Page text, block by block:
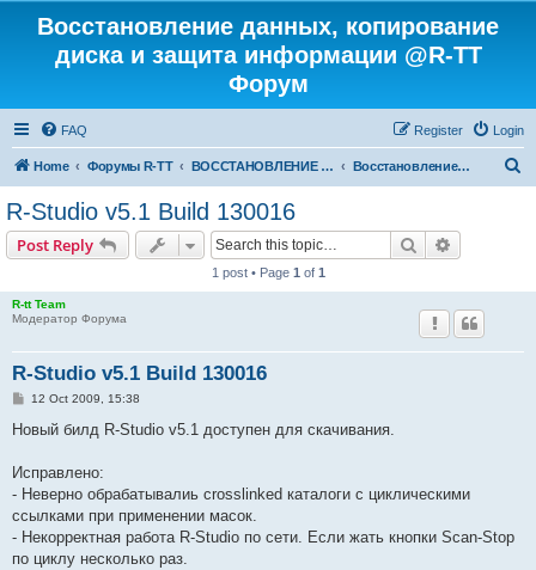
Восстановление данных, копирование
диска и защита информации @R-TT
Форум
FAQ Login
Register
Home Форумы R-TT ВОССТАНОВЛЕНИЕ ДАННЫХ И УДАЛЕННЫХ ФАЙЛОВ Восстановление данных
R-Studio v5.1 Build 130016
Post Reply Search
1 post • Page 1 of 1
R-tt Team
Модератор Форума
R-Studio v5.1 Build 130016
P
s
12 Oct 2009, 15:38
Новый билд R-Studio v5.1 доступен для скачивания.
Исправлено:
- Неверно обрабатывалиь crosslinked каталоги с циклическими
ссылками при применении масок.
- Некорректная работа R-Studio по сети. Если жать кнопки Scan-Stop
по циклу несколько раз.